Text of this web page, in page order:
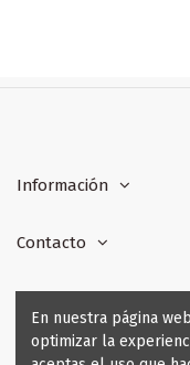
Información
Contacto
Seguridad y Garantía
En nuestra página
optimizar la